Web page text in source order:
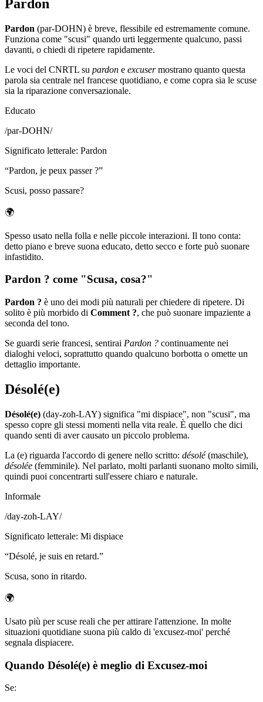
Pardon
Pardon (par-DOHN) è breve, flessibile ed estremamente comune.
Funziona come "scusi" quando urti leggermente qualcuno, passi
davanti, o chiedi di ripetere rapidamente.
Le voci del CNRTL su pardon e excusermostrano quanto questa
parola sia centrale nel francese quotidiano, e come copra sia le scuse
sia la riparazione conversazionale.
Educato
/par-DOHN/
Significato letterale: Pardon
“Pardon, je peux passer ?”
Scusi, posso passare?
🌍
Spesso usato nella folla e nelle piccole interazioni. Il tono conta:
detto piano e breve suona educato, detto secco e forte può suonare
infastidito.
Pardon ? come "Scusa, cosa?"
Pardon ? è uno dei modi più naturali per chiedere di ripetere. Di
solito è più morbido di Comment ?, che può suonare impaziente a
seconda del tono.
Se guardi serie francesi, sentirai Pardon ? continuamente nei
dialoghi veloci, soprattutto quando qualcuno borbotta o omette un
dettaglio importante.
Désolé(e)
Désolé(e) (day-zoh-LAY) significa "mi dispiace", non "scusi", ma
spesso copre gli stessi momenti nella vita reale. È quello che dici
quando senti di aver causato un piccolo problema.
La (e) riguarda l'accordo di genere nello scritto: désolé(maschile),
désolée (femminile). Nel parlato, molti parlanti suonano molto simili,
quindi puoi concentrarti sull'essere chiaro e naturale.
Informale
/day-zoh-LAY/
Significato letterale: Mi dispiace
“Désolé, je suis en retard.”
Scusa, sono in ritardo.
🌍
Usato più per scuse reali che per attirare l'attenzione. In molte
situazioni quotidiane suona più caldo di 'excusez-moi' perché
segnala dispiacere.
Quando Désolé(e) è meglio di Excusez-moi
Se: